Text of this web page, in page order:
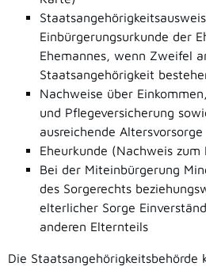
Einbürgerungsurkunde der
Ehemannes, wenn Zweifel
Staatsangehörigkeit
Nachweise über
und Pflegeversicherung
ausreichende Altersvorsorge
Eheurkunde (Nachweis zum
Bei der Miteinbürgerung
des Sorgerechts
elterlicher Sorge
anderen Elternteils
Die